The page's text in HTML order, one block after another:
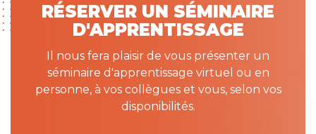
RÉSERVER UN SÉMINAIRE
D'APPRENTISSAGE
Il nous fera plaisir de vous présenter un
séminaire d'apprentissage virtuel ou en
personne, à vos collègues et vous, selon vos
disponibilités.